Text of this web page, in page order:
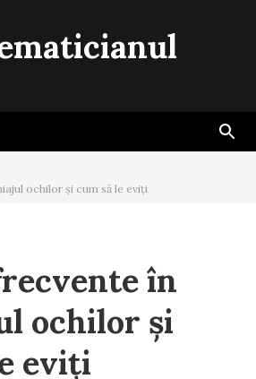
ochilor și cum să le eviți
în
ochilor și
eviți